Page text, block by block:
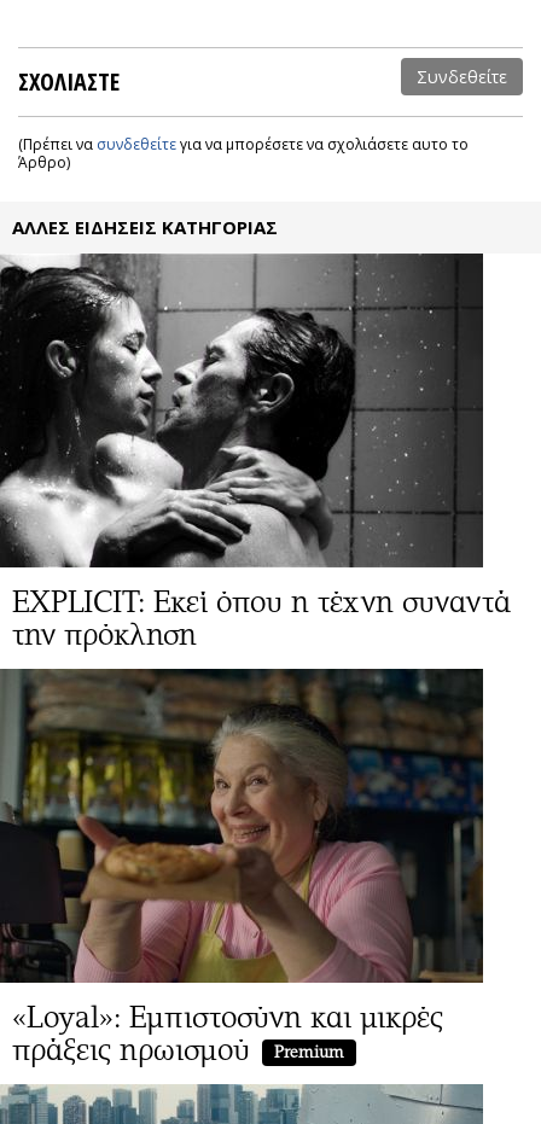
ΣΧΟΛΙΑΣΤΕ Συνδεθείτε
(Πρέπει να συνδεθείτεγια να μπορέσετε να σχολιάσετε αυτο το
Άρθρο)
ΑΛΛΕΣ ΕΙΔΗΣΕΙΣ ΚΑΤΗΓΟΡΙΑΣ
EXPLICIT: Εκεί όπου η τέχνη συναντά
την πρόκληση
«Loyal»: Εμπιστοσύνη και μικρές
πράξεις ηρωισμού
Premium